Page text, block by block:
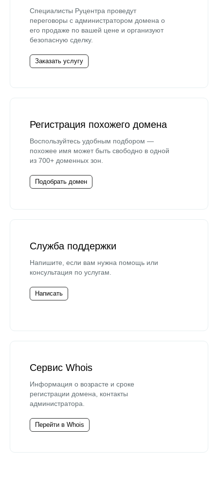
Специалисты Руцентра проведут
переговоры с администратором домена о
его продаже по вашей цене и организуют
безопасную сделку.
Заказать услугу
Регистрация похожего домена
Воспользуйтесь удобным подбором —
похожее имя может быть свободно в одной
из 700+ доменных зон.
Подобрать домен
Служба поддержки
Напишите, если вам нужна помощь или
консультация по услугам.
Написать
Сервис Whois
Информация о возрасте и сроке
регистрации домена, контакты
администратора.
Перейти в Whois